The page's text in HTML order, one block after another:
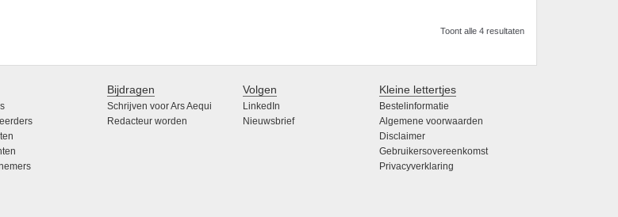
Toont alle 4 resultaten
Bijdragen
Schrijven voor Ars Aequi
Redacteur worden
Volgen
LinkedIn
Nieuwsbrief
Kleine lettertjes
Bestelinformatie
Algemene voorwaarden
Disclaimer
Gebruikersovereenkomst
Privacyverklaring